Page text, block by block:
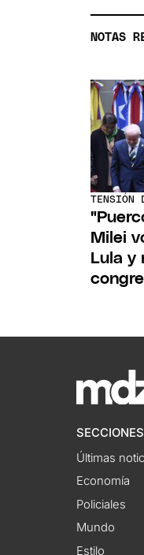
NOTAS
TENSIÓN
Milei
Lula y
SECCIONES
Últimas
Economía
Policiales
Mundo
Estilo